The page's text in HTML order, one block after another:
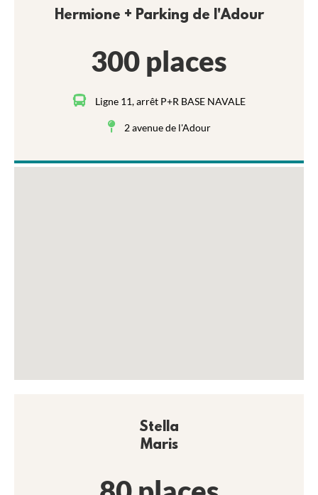
Hermione + Parking de l'Adour
300 places
Ligne 11, arrêt P+R BASE NAVALE
2 avenue de l'Adour
Stella
Maris